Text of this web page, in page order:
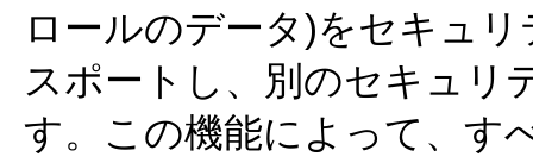
ロールのデータ)をセキュ
スポートし、別のセキュリ
す。この機能によって、す